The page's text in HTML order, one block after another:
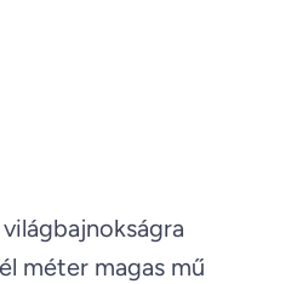
méter magas mű